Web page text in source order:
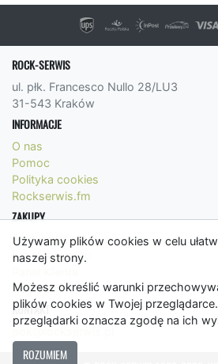
Używamy plików cookies w celu
naszej strony.
Możesz określić warunki
plików cookies w Twojej
przeglądarki oznacza zgodę na ich
ROZUMIEM
ROCK-SERWIS
ul. płk. Francesco Nullo 28/LU3
31-543 Kraków
INFORMACJE
O nas
Pomoc
Polityka cookies
Rockserwis.fm
ZAKUPY
Formy płatności
Koszty wysyłki
Regulamin
KONTAKT
bok@rockserwis.pl